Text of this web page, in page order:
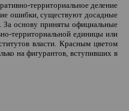
территориальное деление
ошибки, существуют досадные
За основу приняты официальные
территориальной единицы или
власти. Красным цветом
на фигурантов, вступивших в